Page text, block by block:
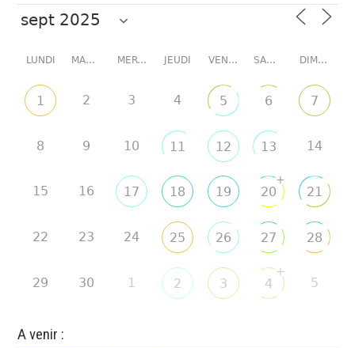
LUNDI MARDI MERCREDI JEUDI VENDREDI SAMEDI DIMANCHE
1 2 3 4 5 6 7
8 9 10 11 12 13 14
15 16 17 18 19 20
+
21
22 23 24 25 26 27 28
29 30 1 2 3 4
+
5
A venir :